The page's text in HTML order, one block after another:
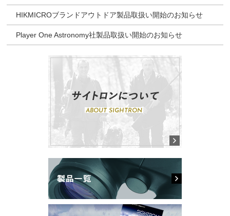
HIKMICROブランドアウトドア製品取扱い開始のお知らせ
Player One Astronomy社製品取扱い開始のお知らせ